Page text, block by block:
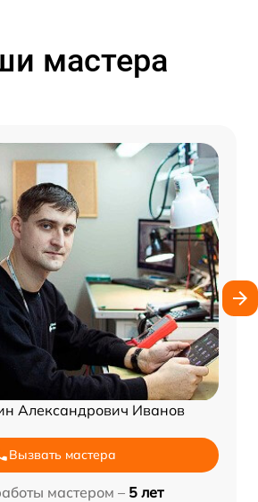
мастера
Александрович Иванов
Вызвать мастера
мастером – 5 лет